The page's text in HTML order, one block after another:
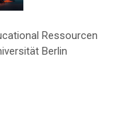
Ressourcen
Berlin